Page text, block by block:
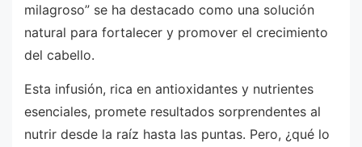
milagroso” se ha destacado como una solución
natural para fortalecer y promover el crecimiento
del cabello.
Esta infusión, rica en antioxidantes y nutrientes
esenciales, promete resultados sorprendentes al
nutrir desde la raíz hasta las puntas. Pero, ¿qué lo